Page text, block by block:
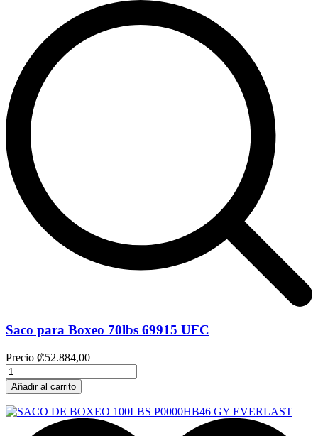
Saco para Boxeo 70lbs 69915 UFC
Precio ₡52.884,00
Añadir al carrito